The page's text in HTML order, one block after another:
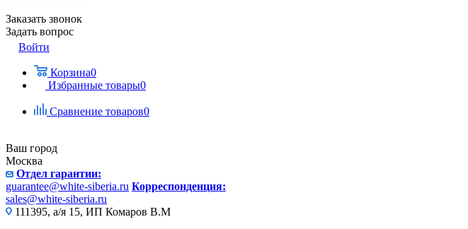
Заказать звонок
Задать вопрос
Войти
Корзина0
Избранные товары0
Сравнение товаров0
Ваш город
Москва
Отдел гарантии:
guarantee@white-siberia.ru Корреспонденция:
sales@white-siberia.ru
111395, а/я 15, ИП Комаров В.М